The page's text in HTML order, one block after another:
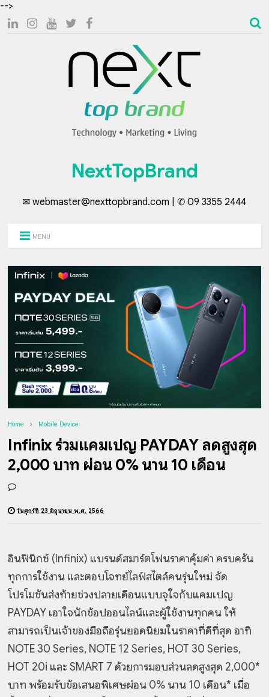
-->
NextTopBrand
✉ webmaster@nexttopbrand.com | ✆ 09 3355 2444
MENU
Home Mobile Device
Infinix ร่วมแคมเปญ PAYDAY ลดสูงสุด
2,000 บาท ผ่อน 0% นาน 10 เดือน
วันศุกร์ที่ 23 มิถุนายน พ.ศ. 2566
อินฟินิกซ์ (Infinix) แบรนด์สมาร์ตโฟนราคาคุ้มค่า ครบครัน
ทุกการใช้งาน และตอบโจทย์ไลฟ์สไตล์คนรุ่นใหม่ จัด
โปรโมชันส่งท้ายช่วงปลายเดือนแบบจุใจกับแคมเปญ
PAYDAY เอาใจนักช้อปออนไลน์และผู้ใช้งานทุกคน ให้
สามารถเป็นเจ้าของมือถือรุ่นยอดนิยมในราคาที่ดีที่สุด อาทิ
NOTE 30 Series, NOTE 12 Series, HOT 30 Series,
HOT 20i และ SMART 7 ด้วยการมอบส่วนลดสูงสุด 2,000*
บาท พร้อมรับข้อเสนอพิเศษผ่อน 0% นาน 10 เดือน* เมื่อ